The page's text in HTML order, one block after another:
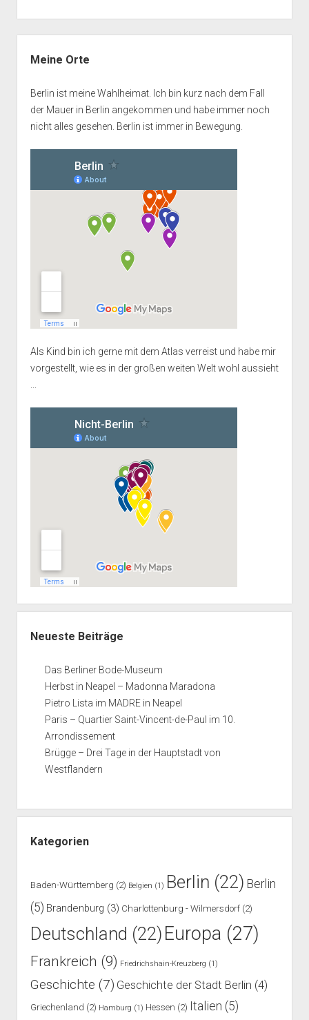
Meine Orte
Berlin ist meine Wahlheimat. Ich bin kurz nach dem Fall
der Mauer in Berlin angekommen und habe immer noch
nicht alles gesehen. Berlin ist immer in Bewegung.
Als Kind bin ich gerne mit dem Atlas verreist und habe mir
vorgestellt, wie es in der großen weiten Welt wohl aussieht
Neueste Beiträge
Das Berliner Bode-Museum
Herbst in Neapel – Madonna Maradona
Pietro Lista im MADRE in Neapel
Paris – Quartier Saint-Vincent-de-Paul im 10.
Arrondissement
Brügge – Drei Tage in der Hauptstadt von
Westflandern
Kategorien
Baden-Württemberg (2) Belgien (1) Berlin (22) Berlin
(5) Brandenburg (3) Charlottenburg - Wilmersdorf(2)
Deutschland (22) Europa (27)
Frankreich (9) Friedrichshain-Kreuzberg (1)
Geschichte (7) Geschichte der Stadt Berlin (4)
Griechenland (2) Hamburg (1) Hessen (2) Italien (5)